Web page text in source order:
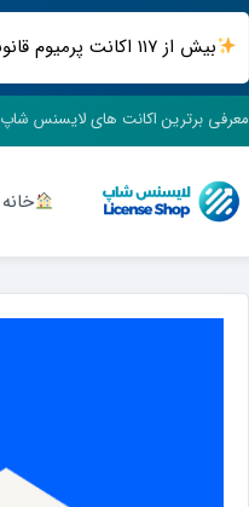
بیش از ۱۱۷ اکانت پرمیوم قانونی و کاملا رایگان موسیقی ، فیلم و سریال ، فضای ابری و .. فقط در لایسنس شاپ
معرفی برترین اکانت های لایسنس شاپ
خانه